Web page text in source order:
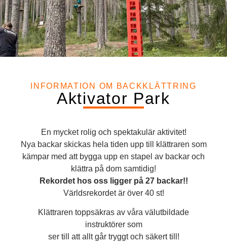
INFORMATION OM BACKKLÄTTRING
Aktivator Park
En mycket rolig och spektakulär aktivitet!
Nya backar skickas hela tiden upp till klättraren som
kämpar med att bygga upp en stapel av backar och
klättra på dom samtidig!
Rekordet hos oss ligger på 27 backar!!
Världsrekordet är över 40 st!
Klättraren toppsäkras av våra välutbildade
instruktörer som
ser till att allt går tryggt och säkert till!